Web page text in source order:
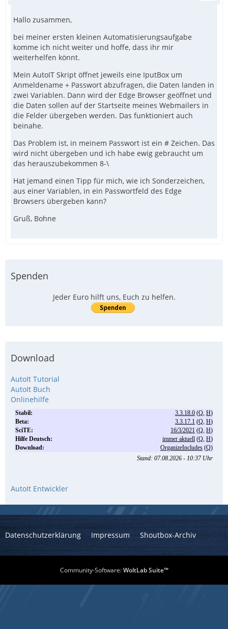
Hallo zusammen,
bei meiner ersten kleinen Automatisierungsaufgabe
komme ich nicht weiter und hoffe, dass ihr mir
weiterhelfen könnt.
Mein AutoIT Skript öffnet jeweils eine IputBox um
Anmeldename + Passwort abzufragen, die Daten landen in
zwei Variablen. Dann wird der Edge Browser geöffnet und
die Daten sollen auf der Startseite meines Webmailers in
die Felder übergeben werden. Das funktioniert auch
beinahe.
Das Problem ist, in meinem Passwort ist ein # Zeichen. Das
wird nicht übergeben und ich habe ewig gebraucht um
das herauszubekommen 8-\
Hat jemand einen Tipp für mich, wie ich Sonderzeichen,
aus einer Variablen, in ein Passwortfeld des Edge
Browsers übergeben kann?
Gruß, Bohne
Spenden
Jeder Euro hilft uns, Euch zu helfen.
Download
AutoIt Tutorial
AutoIt Buch
Onlinehilfe
AutoIt Entwickler
Datenschutzerklärung Impressum Shoutbox-Archiv
Community-Software:WoltLab Suite™